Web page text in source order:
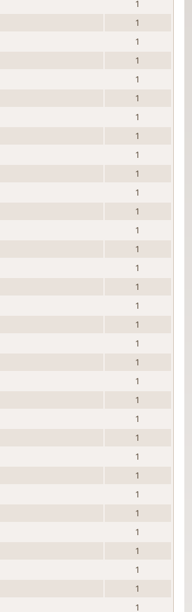
1
1
1
1
1
1
1
1
1
1
1
1
1
1
1
1
1
1
1
1
1
1
1
1
1
1
1
1
1
1
1
1
1